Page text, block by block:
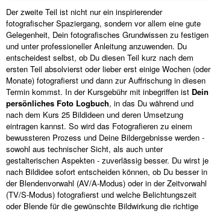
Der zweite Teil ist nicht nur ein inspirierender
fotografischer Spaziergang, sondern vor allem eine gute
Gelegenheit, Dein fotografisches Grundwissen zu festigen
und unter professioneller Anleitung anzuwenden. Du
entscheidest selbst, ob Du diesen Teil kurz nach dem
ersten Teil absolvierst oder lieber erst einige Wochen (oder
Monate) fotografierst und dann zur Auffrischung in diesen
Termin kommst. In der Kursgebühr mit inbegriffen ist Dein
persönliches Foto Logbuch, in das Du während und
nach dem Kurs 25 Bildideen und deren Umsetzung
eintragen kannst. So wird das Fotografieren zu einem
bewussteren Prozess und Deine Bildergebnisse werden -
sowohl aus technischer Sicht, als auch unter
gestalterischen Aspekten - zuverlässig besser. Du wirst je
nach Bildidee sofort entscheiden können, ob Du besser in
der Blendenvorwahl (AV/A-Modus) oder in der Zeitvorwahl
(TV/S-Modus) fotografierst und welche Belichtungszeit
oder Blende für die gewünschte Bildwirkung die richtige